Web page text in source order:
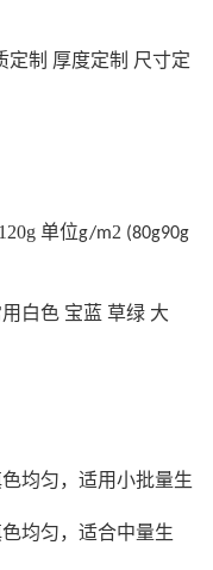
定制 厚度定制 尺寸定
单位g/m2 (80g90g
白色 宝蓝 草绿 大
均匀，适用小批量生
均匀，适合中量生